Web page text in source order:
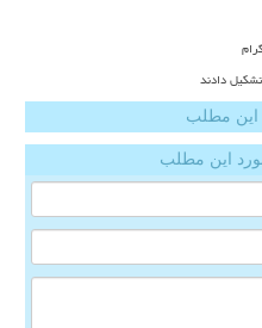
دادند
این مطلب
این مطلب